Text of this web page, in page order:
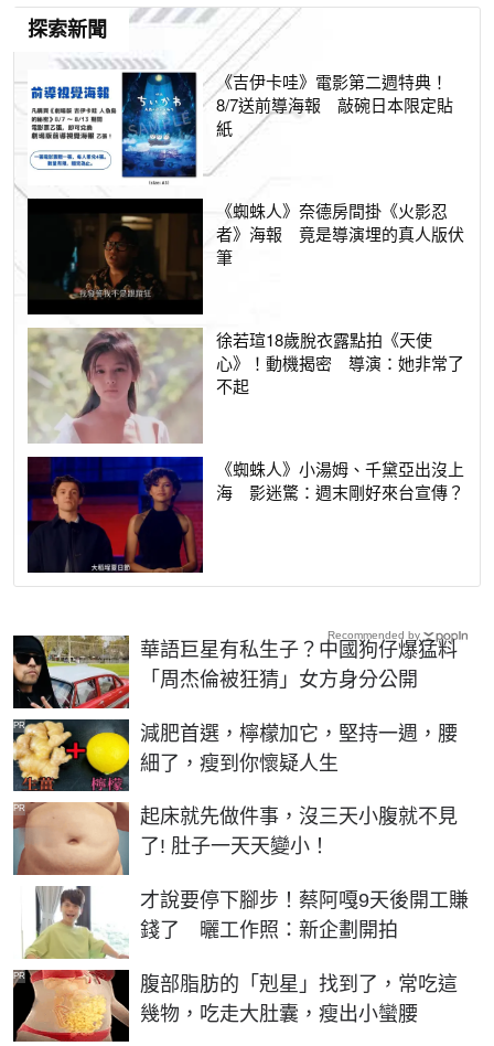
探索新聞
《吉伊卡哇》電影第二週特典！
8/7送前導海報 敲碗日本限定貼
紙
《蜘蛛人》奈德房間掛《火影忍
者》海報 竟是導演埋的真人版伏
筆
徐若瑄18歲脫衣露點拍《天使
心》！動機揭密 導演：她非常了
不起
《蜘蛛人》小湯姆、千黛亞出沒上
海 影迷驚：週末剛好來台宣傳？
華語巨星有私生子？中國狗仔爆猛料
「周杰倫被狂猜」女方身分公開
減肥首選，檸檬加它，堅持一週，腰
細了，瘦到你懷疑人生
PR
起床就先做件事，沒三天小腹就不見
了! 肚子一天天變小！
PR
才說要停下腳步！蔡阿嘎9天後開工賺
錢了 曬工作照：新企劃開拍
腹部脂肪的「剋星」找到了，常吃這
幾物，吃走大肚囊，瘦出小蠻腰
PR
Recommended by